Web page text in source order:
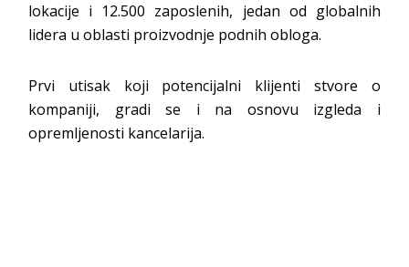
lokacije i 12.500 zaposlenih, jedan od globalnih
lidera u oblasti proizvodnje podnih obloga.
Prvi utisak koji potencijalni klijenti stvore o
kompaniji, gradi se i na osnovu izgleda i
opremljenosti kancelarija.